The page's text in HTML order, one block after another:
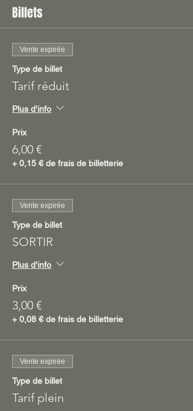
Billets
Vente expirée
Type de billet
Tarif réduit
Plus d'info
Prix
6,00 €
+ 0,15 € de frais de billetterie
Vente expirée
Type de billet
SORTIR
Plus d'info
Prix
3,00 €
+ 0,08 € de frais de billetterie
Vente expirée
Type de billet
Tarif plein